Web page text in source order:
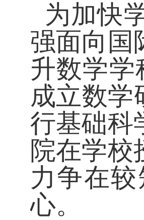
为加快
强面向国
升数学
成立数学
行基础科
院在学校
力争在
心。